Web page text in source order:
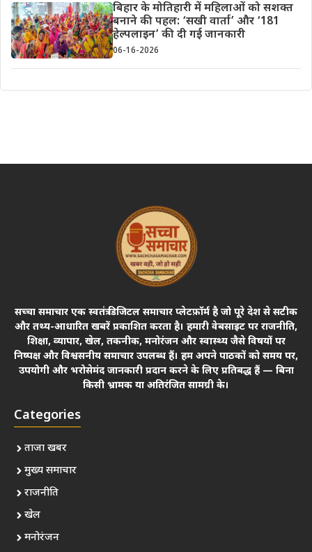
बिहार के मोतिहारी में महिलाओं को सशक्त
बनाने की पहल: ‘सखी वार्ता’ और ‘181
हेल्पलाइन’ की दी गई जानकारी
06-16-2026
सच्चा समाचार एक स्वतंत्र डिजिटल समाचार प्लेटफ़ॉर्म है जो पूरे देश से सटीक
और तथ्य-आधारित खबरें प्रकाशित करता है। हमारी वेबसाइट पर राजनीति,
शिक्षा, व्यापार, खेल, तकनीक, मनोरंजन और स्वास्थ्य जैसे विषयों पर
निष्पक्ष और विश्वसनीय समाचार उपलब्ध हैं। हम अपने पाठकों को समय पर,
उपयोगी और भरोसेमंद जानकारी प्रदान करने के लिए प्रतिबद्ध हैं — बिना
किसी भ्रामक या अतिरंजित सामग्री के।
Categories
ताजा खबर
मुख्य समाचार
राजनीति
खेल
मनोरंजन